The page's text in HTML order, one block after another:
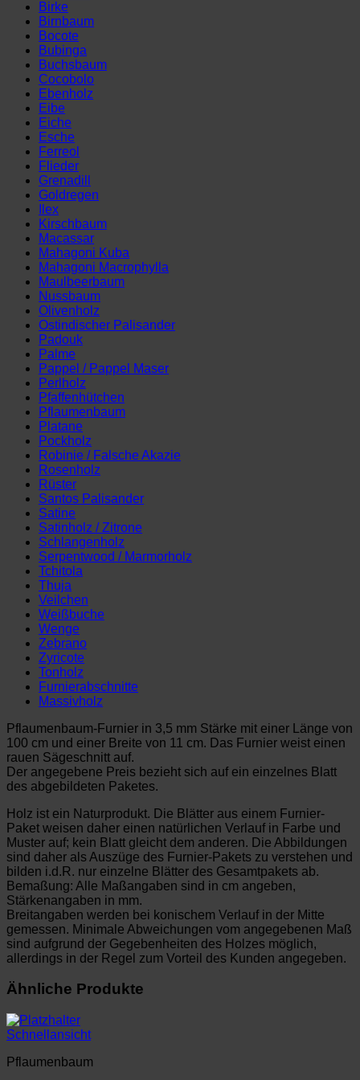
Birke
Birnbaum
Bocote
Bubinga
Buchsbaum
Cocobolo
Ebenholz
Eibe
Eiche
Esche
Ferreol
Flieder
Grenadill
Goldregen
Ilex
Kirschbaum
Macassar
Mahagoni Kuba
Mahagoni Macrophylla
Maulbeerbaum
Nussbaum
Olivenholz
Ostindischer Palisander
Padouk
Palme
Pappel / Pappel Maser
Perlholz
Pfaffenhütchen
Pflaumenbaum
Platane
Pockholz
Robinie / Falsche Akazie
Rosenholz
Rüster
Santos Palisander
Satine
Satinholz / Zitrone
Schlangenholz
Serpentwood / Marmorholz
Tchitola
Thuja
Veilchen
Weißbuche
Wenge
Zebrano
Zyricote
Tonholz
Furnierabschnitte
Massivholz
Pflaumenbaum-Furnier in 3,5 mm Stärke mit einer Länge von
100 cm und einer Breite von 11 cm. Das Furnier weist einen
rauen Sägeschnitt auf.
Der angegebene Preis bezieht sich auf ein einzelnes Blatt
des abgebildeten Paketes.
Holz ist ein Naturprodukt. Die Blätter aus einem Furnier-
Paket weisen daher einen natürlichen Verlauf in Farbe und
Muster auf; kein Blatt gleicht dem anderen. Die Abbildungen
sind daher als Auszüge des Furnier-Pakets zu verstehen und
bilden i.d.R. nur einzelne Blätter des Gesamtpakets ab.
Bemaßung: Alle Maßangaben sind in cm angeben,
Stärkenangaben in mm.
Breitangaben werden bei konischem Verlauf in der Mitte
gemessen. Minimale Abweichungen vom angegebenen Maß
sind aufgrund der Gegebenheiten des Holzes möglich,
allerdings in der Regel zum Vorteil des Kunden angegeben.
Ähnliche Produkte
Schnellansicht
Pflaumenbaum